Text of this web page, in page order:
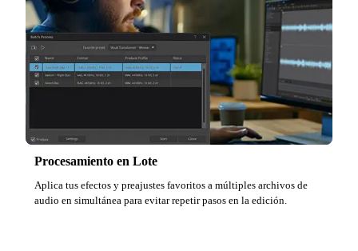
Procesamiento en Lote
Aplica tus efectos y preajustes favoritos a múltiples archivos de
audio en simultánea para evitar repetir pasos en la edición.